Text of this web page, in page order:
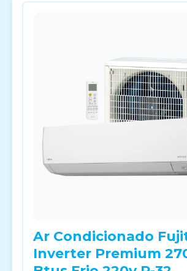
Ar Condicionado
Inverter Premium